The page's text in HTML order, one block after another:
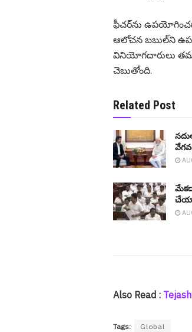
ఫీచర్‌ను
ఆలోచన బబుల్‌ని
వినియోగదారులు తమ
చెబుతోంది.
Related Post
Also Read :
Tags: Global